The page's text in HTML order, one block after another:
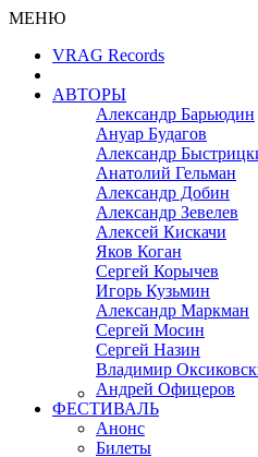
МЕНЮ
VRAG Records
АВТОРЫ
Александр Барьюдин
Ануар Будагов
Александр
Анатолий Гельман
Александр Добин
Александр Зевелев
Алексей Кискачи
Яков Коган
Сергей Корычев
Игорь Кузьмин
Александр Маркман
Сергей Мосин
Сергей Назин
Владимир
Андрей Офицеров
ФЕСТИВАЛЬ
Анонс
Билеты